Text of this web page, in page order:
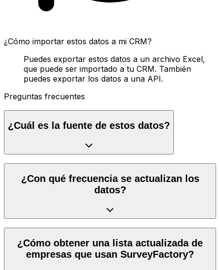
¿Cómo importar estos datos a mi CRM?
Puedes exportar estos datos a un archivo Excel,
que puede ser importado a tu CRM. También
puedes exportar los datos a una API.
Preguntas frecuentes
¿Cuál es la fuente de estos datos?
¿Con qué frecuencia se actualizan los
datos?
¿Cómo obtener una lista actualizada de
empresas que usan SurveyFactory?